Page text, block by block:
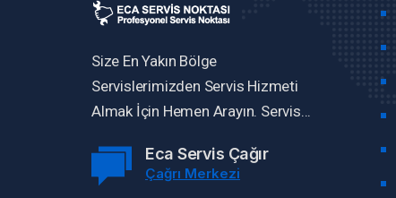
Size En Yakın Bölge
Servislerimizden Servis Hizmeti
Almak İçin Hemen Arayın. Servis...
Eca Servis Çağır
Çağrı Merkezi